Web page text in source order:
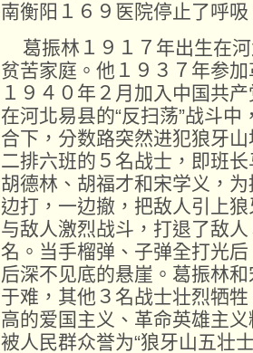
南衡阳１６９医院停止了呼
葛振林１９１７年出生在
贫苦家庭。他１９３７年参
１９４０年２月加入中国共
在河北易县的“反扫荡”战斗
合下，分数路突然进犯狼牙
二排六班的５名战士，即班
胡德林、胡福才和宋学义，
边打，一边撤，把敌人引上
与敌人激烈战斗，打退了敌
名。当手榴弹、子弹全打光
后深不见底的悬崖。葛振林
于难，其他３名战士壮烈牺
高的爱国主义、革命英雄主
被人民群众誉为“狼牙山五壮